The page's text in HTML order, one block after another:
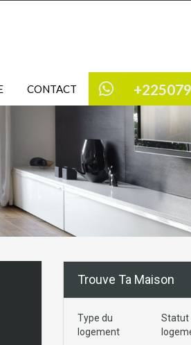
CONTACT
Trouve Ta Maison
Type du
logement
Statut